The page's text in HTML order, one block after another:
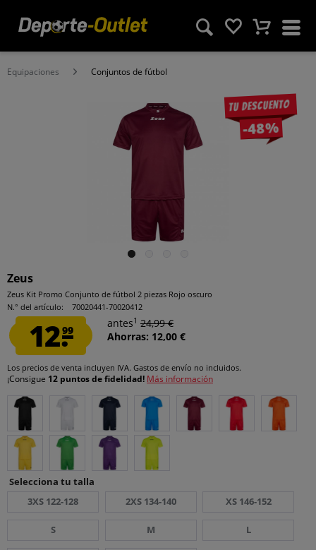
Equipaciones Conjuntos de fútbol
Tu descuento
-48%
Zeus
Zeus Kit Promo Conjunto de fútbol 2 piezas Rojo oscuro
N.° del artículo:
70020441-70020412
12.99
antes1 24,99 €
Ahorras: 12,00 €
Los precios de venta incluyen IVA. Gastos de envío no incluidos.
¡Consigue 12 puntos de fidelidad! Más información
Selecciona tu talla
3XS 122-128
2XS 134-140 XS 146-152
S M L